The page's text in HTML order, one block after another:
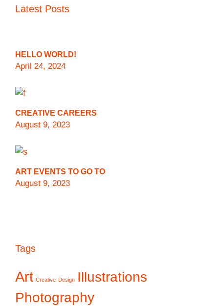
Latest Posts
HELLO WORLD!
April 24, 2024
CREATIVE CAREERS
August 9, 2023
ART EVENTS TO GO TO
August 9, 2023
Tags
Art Creative Design Illustrations
Photography